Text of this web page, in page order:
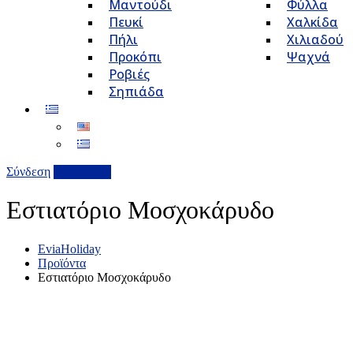
Μαντούδι
Πευκί
Πήλι
Προκόπι
Ροβιές
Σηπιάδα
Φύλλα
Χαλκίδα
Χιλιαδού
Ψαχνά
Σύνδεση
Εστιατόριο Μοσχοκάρυδο
EviaHoliday
Προϊόντα
Εστιατόριο Μοσχοκάρυδο